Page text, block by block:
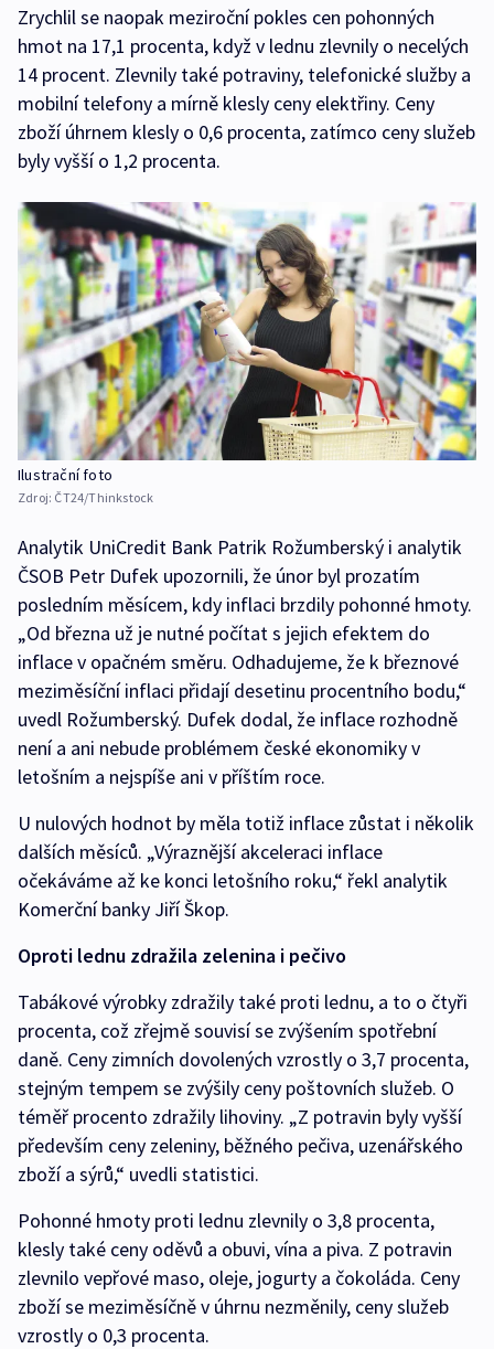
Zrychlil se naopak meziroční pokles cen pohonných
hmot na 17,1 procenta, když v lednu zlevnily o necelých
14 procent. Zlevnily také potraviny, telefonické služby a
mobilní telefony a mírně klesly ceny elektřiny. Ceny
zboží úhrnem klesly o 0,6 procenta, zatímco ceny služeb
byly vyšší o 1,2 procenta.
Ilustrační foto
Zdroj: ČT24/Thinkstock
Analytik UniCredit Bank Patrik Rožumberský i analytik
ČSOB Petr Dufek upozornili, že únor byl prozatím
posledním měsícem, kdy inflaci brzdily pohonné hmoty.
„Od března už je nutné počítat s jejich efektem do
inflace v opačném směru. Odhadujeme, že k březnové
meziměsíční inflaci přidají desetinu procentního bodu,“
uvedl Rožumberský. Dufek dodal, že inflace rozhodně
není a ani nebude problémem české ekonomiky v
letošním a nejspíše ani v příštím roce.
U nulových hodnot by měla totiž inflace zůstat i několik
dalších měsíců. „Výraznější akceleraci inflace
očekáváme až ke konci letošního roku,“ řekl analytik
Komerční banky Jiří Škop.
Oproti lednu zdražila zelenina i pečivo
Tabákové výrobky zdražily také proti lednu, a to o čtyři
procenta, což zřejmě souvisí se zvýšením spotřební
daně. Ceny zimních dovolených vzrostly o 3,7 procenta,
stejným tempem se zvýšily ceny poštovních služeb. O
téměř procento zdražily lihoviny. „Z potravin byly vyšší
především ceny zeleniny, běžného pečiva, uzenářského
zboží a sýrů,“ uvedli statistici.
Pohonné hmoty proti lednu zlevnily o 3,8 procenta,
klesly také ceny oděvů a obuvi, vína a piva. Z potravin
zlevnilo vepřové maso, oleje, jogurty a čokoláda. Ceny
zboží se meziměsíčně v úhrnu nezměnily, ceny služeb
vzrostly o 0,3 procenta.